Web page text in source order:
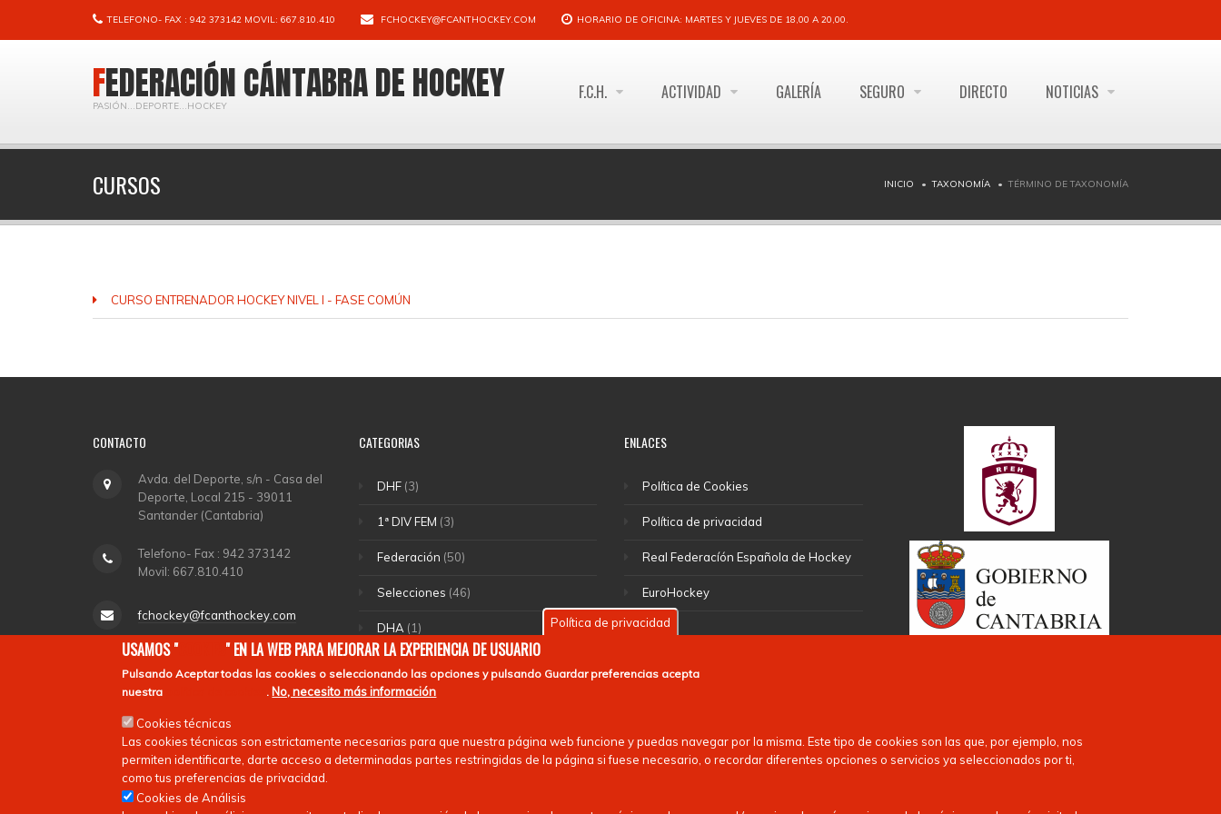
TELEFONO- FAX : 942 373142 MOVIL: 667.810.410 FCHOCKEY@FCANTHOCKEY.COM HORARIO DE OFICINA: MARTES Y JUEVES DE 18,00 A 20,00.
FEDERACIÓN CÁNTABRA DE HOCKEY
PASIÓN...DEPORTE...HOCKEY
F.C.H. ACTIVIDAD GALERÍA SEGURO DIRECTO NOTICIAS
CURSOS INICIO TAXONOMÍA TÉRMINO DE TAXONOMÍA
CURSO ENTRENADOR HOCKEY NIVEL I - FASE COMÚN
CONTACTO
Avda. del Deporte, s/n - Casa del
Deporte, Local 215 - 39011
Santander (Cantabria)
Telefono- Fax : 942 373142
Movil: 667.810.410
fchockey@fcanthockey.com
Horario de Oficina: Martes y
Jueves de 18,00 a 20,00.
CATEGORIAS
DHF(3)
1ª DIV FEM (3)
Federación (50)
Selecciones (46)
DHA(1)
Ligas nacionales
ENLACES
Política de Cookies
Política de privacidad
Real Federacíón Española de Hockey
EuroHockey
Política de privacidad
USAMOS "COOKIES " EN LA WEB PARA MEJORAR LA EXPERIENCIA DE USUARIO
PulsandoAceptar todas las cookies o seleccionando las opciones y pulsando Guardar preferencias acepta
nuestra
. No, necesito más información
Cookies técnicas
Las cookies técnicas son estrictamente necesarias para que nuestra página web funcione y puedas navegar por la misma. Este tipo de cookies son las que, por ejemplo, nos
permiten identificarte, darte acceso a determinadas partes restringidas de la página si fuese necesario, o recordar diferentes opciones o servicios ya seleccionados por ti,
como tus preferencias de privacidad.
Cookies de Análisis